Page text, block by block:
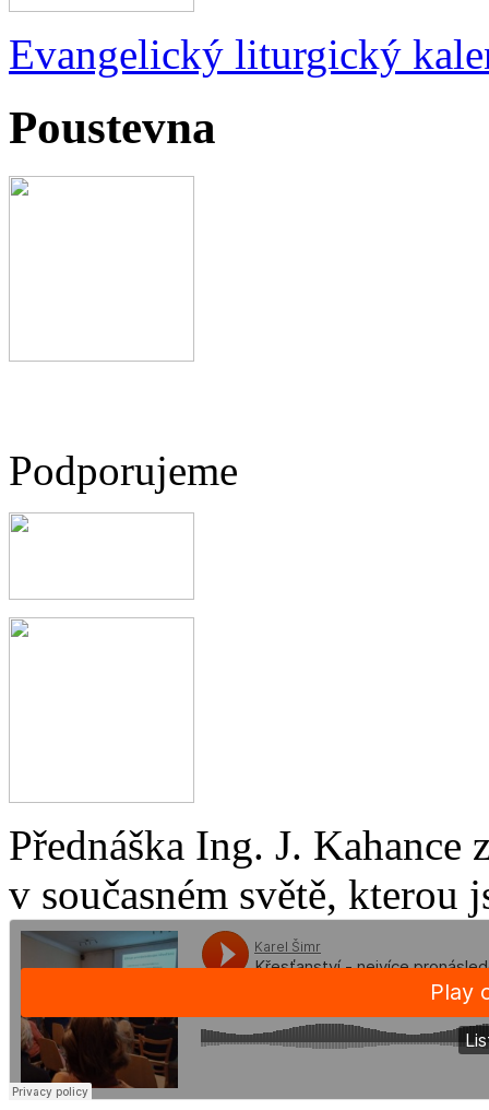
Evangelický liturgický
Poustevna
Podporujeme
Přednáška Ing. J.
v současném světě, kterou